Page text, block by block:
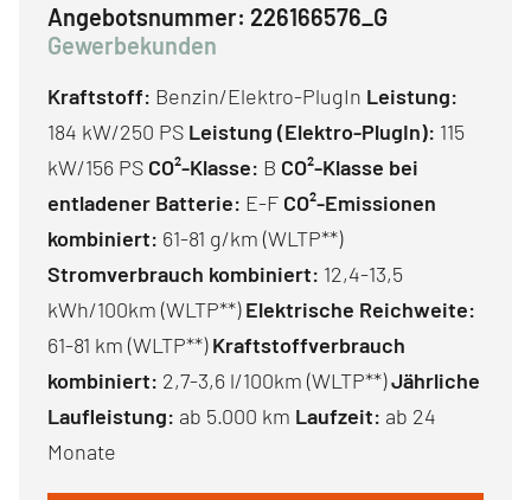
Angebotsnummer: 226166576_G
Gewerbekunden
Kraftstoff: Benzin/Elektro-PlugIn Leistung:
184 kW/250 PS Leistung (Elektro-PlugIn): 115
kW/156 PS CO²-Klasse: B CO²-Klasse bei
entladener Batterie: E-F CO²-Emissionen
kombiniert: 61-81 g/km (WLTP**)
Stromverbrauch kombiniert: 12,4-13,5
kWh/100km (WLTP**)Elektrische Reichweite:
61-81 km (WLTP**)Kraftstoffverbrauch
kombiniert: 2,7-3,6 l/100km (WLTP**)Jährliche
Laufleistung: ab 5.000 km Laufzeit: ab 24
Monate